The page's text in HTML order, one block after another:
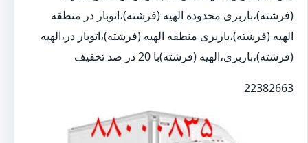
(فرشته)،باربری محدوده الهیه (فرشته)،اتوبار در منطقه
الهیه (فرشته)،باربری منطقه الهیه (فرشته)،اتوبار در،الهیه
(فرشته)،باربری،الهیه (فرشته)با 20 در صد تخفیف
22382663